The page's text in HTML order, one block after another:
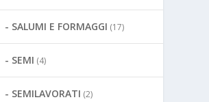
SALUMI E FORMAGGI (17)
SEMI (4)
SEMILAVORATI (2)